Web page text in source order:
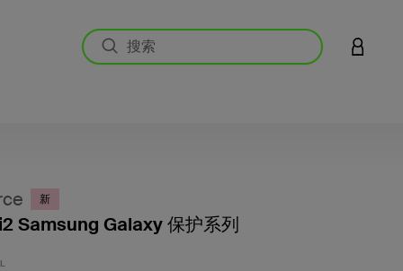
登录您
新
Samsung Galaxy 保护系列